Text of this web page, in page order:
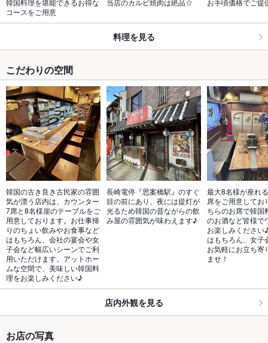
韓国料理を堪能できるお得な
コースをご用意
当店のカルビ焼肉は絶品☆ お手頃価格でご提
料理を見る
こだわりの空間
韓国の古き良き古民家の雰囲
気が漂う店内は、カウンター
7席と8名様崖のテーブルをご
用意しております。お仕事帰
りのちょい飲みやお食事など
はもちろん、会社の宴会や女
子会など幅広いシーンでご利
用いただけます。アットホー
ムな空間で、美味しい韓国料
理をお楽しみください♪
長崎電停『思案橋駅』のすぐ
目の前にあり、夜には提灯が
光るため韓国の昔ながらの飲
み屋の雰囲気が味わえます♪
最大8名様が座れ
席をご用意してお
ちらのお席で韓国
のお酒など皆様で
お楽しみください
はもちろん、女子
お気軽にお立ち寄
ませ！
店内外観を見る
お店の写真